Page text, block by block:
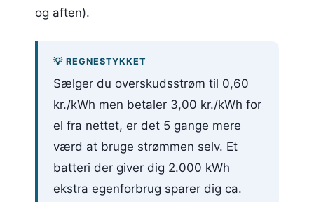
og aften).
💡 REGNESTYKKET
Sælger du overskudsstrøm til 0,60
kr./kWh men betaler 3,00 kr./kWh for
el fra nettet, er det 5 gange mere
værd at bruge strømmen selv. Et
batteri der giver dig 2.000 kWh
ekstra egenforbrug sparer dig ca.